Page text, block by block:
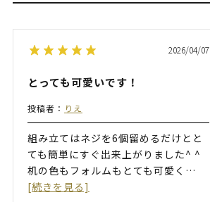
2026/04/07
とっても可愛いです！
投稿者： りえ
組み立てはネジを6個留めるだけとと
ても簡単にすぐ出来上がりました^ ^
机の色もフォルムもとても可愛く …
[続きを見る]